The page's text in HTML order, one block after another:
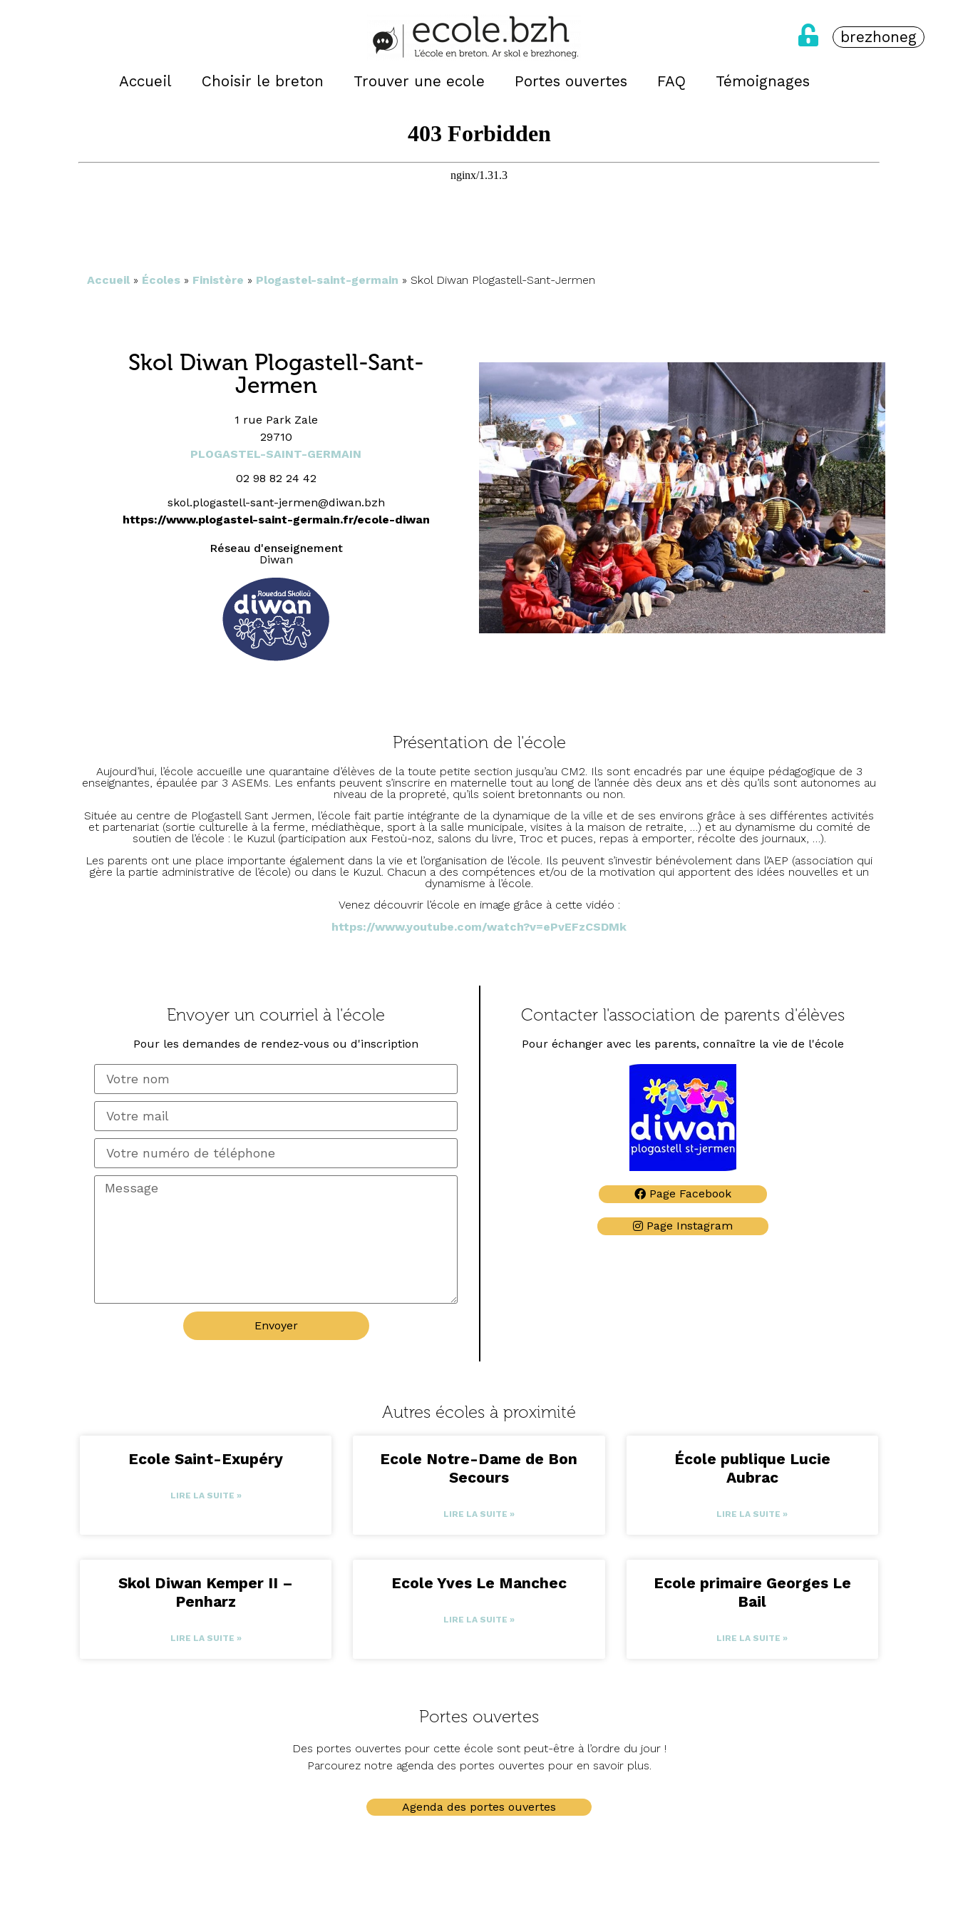
brezhoneg
Accueil Choisir le breton Trouver une ecole Portes ouvertes FAQ Témoignages
Accueil » Écoles » Finistère » Plogastel-saint-germain » Skol Diwan Plogastell-Sant-Jermen
Skol Diwan Plogastell-Sant-
Jermen
1 rue Park Zale
29710
PLOGASTEL-SAINT-GERMAIN
02 98 82 24 42
skol.plogastell-sant-jermen@diwan.bzh
https://www.plogastel-saint-germain.fr/ecole-diwan
Réseau d'enseignement
Diwan
Présentation de l'école
Aujourd’hui, l’école accueille une quarantaine d’élèves de la toute petite section jusqu’au CM2. Ils sont encadrés par une équipe pédagogique de 3
enseignantes, épaulée par 3 ASEMs. Les enfants peuvent s’inscrire en maternelle tout au long de l’année dès deux ans et dès qu’ils sont autonomes au
niveau de la propreté, qu’ils soient bretonnants ou non.
Située au centre de Plogastell Sant Jermen, l’école fait partie intégrante de la dynamique de la ville et de ses environs grâce à ses différentes activités
et partenariat (sortie culturelle à la ferme, médiathèque, sport à la salle municipale, visites à la maison de retraite, …) et au dynamisme du comité de
soutien de l’école : le Kuzul (participation aux Festoù-noz, salons du livre, Troc et puces, repas à emporter, récolte des journaux, …).
Les parents ont une place importante également dans la vie et l’organisation de l’école. Ils peuvent s’investir bénévolement dans l’AEP (association qui
gère la partie administrative de l’école) ou dans le Kuzul. Chacun a des compétences et/ou de la motivation qui apportent des idées nouvelles et un
dynamisme à l’école.
Venez découvrir l’école en image grâce à cette vidéo :
https://www.youtube.com/watch?v=ePvEFzCSDMk
Envoyer un courriel à l'école
Pour les demandes de rendez-vous ou d'inscription
Envoyer
Contacter l'association de parents d'élèves
Pour échanger avec les parents, connaître la vie de l'école
Page Facebook
Page Instagram
Autres écoles à proximité
Ecole Saint-Exupéry
LIRE LA SUITE »
Ecole Notre-Dame de Bon
Secours
LIRE LA SUITE »
École publique Lucie
Aubrac
LIRE LA SUITE »
Skol Diwan Kemper II –
Penharz
LIRE LA SUITE »
Ecole Yves Le Manchec
LIRE LA SUITE »
Ecole primaire Georges Le
Bail
LIRE LA SUITE »
Portes ouvertes
Des portes ouvertes pour cette école sont peut-être à l’ordre du jour !
Parcourez notre agenda des portes ouvertes pour en savoir plus.
Agenda des portes ouvertes